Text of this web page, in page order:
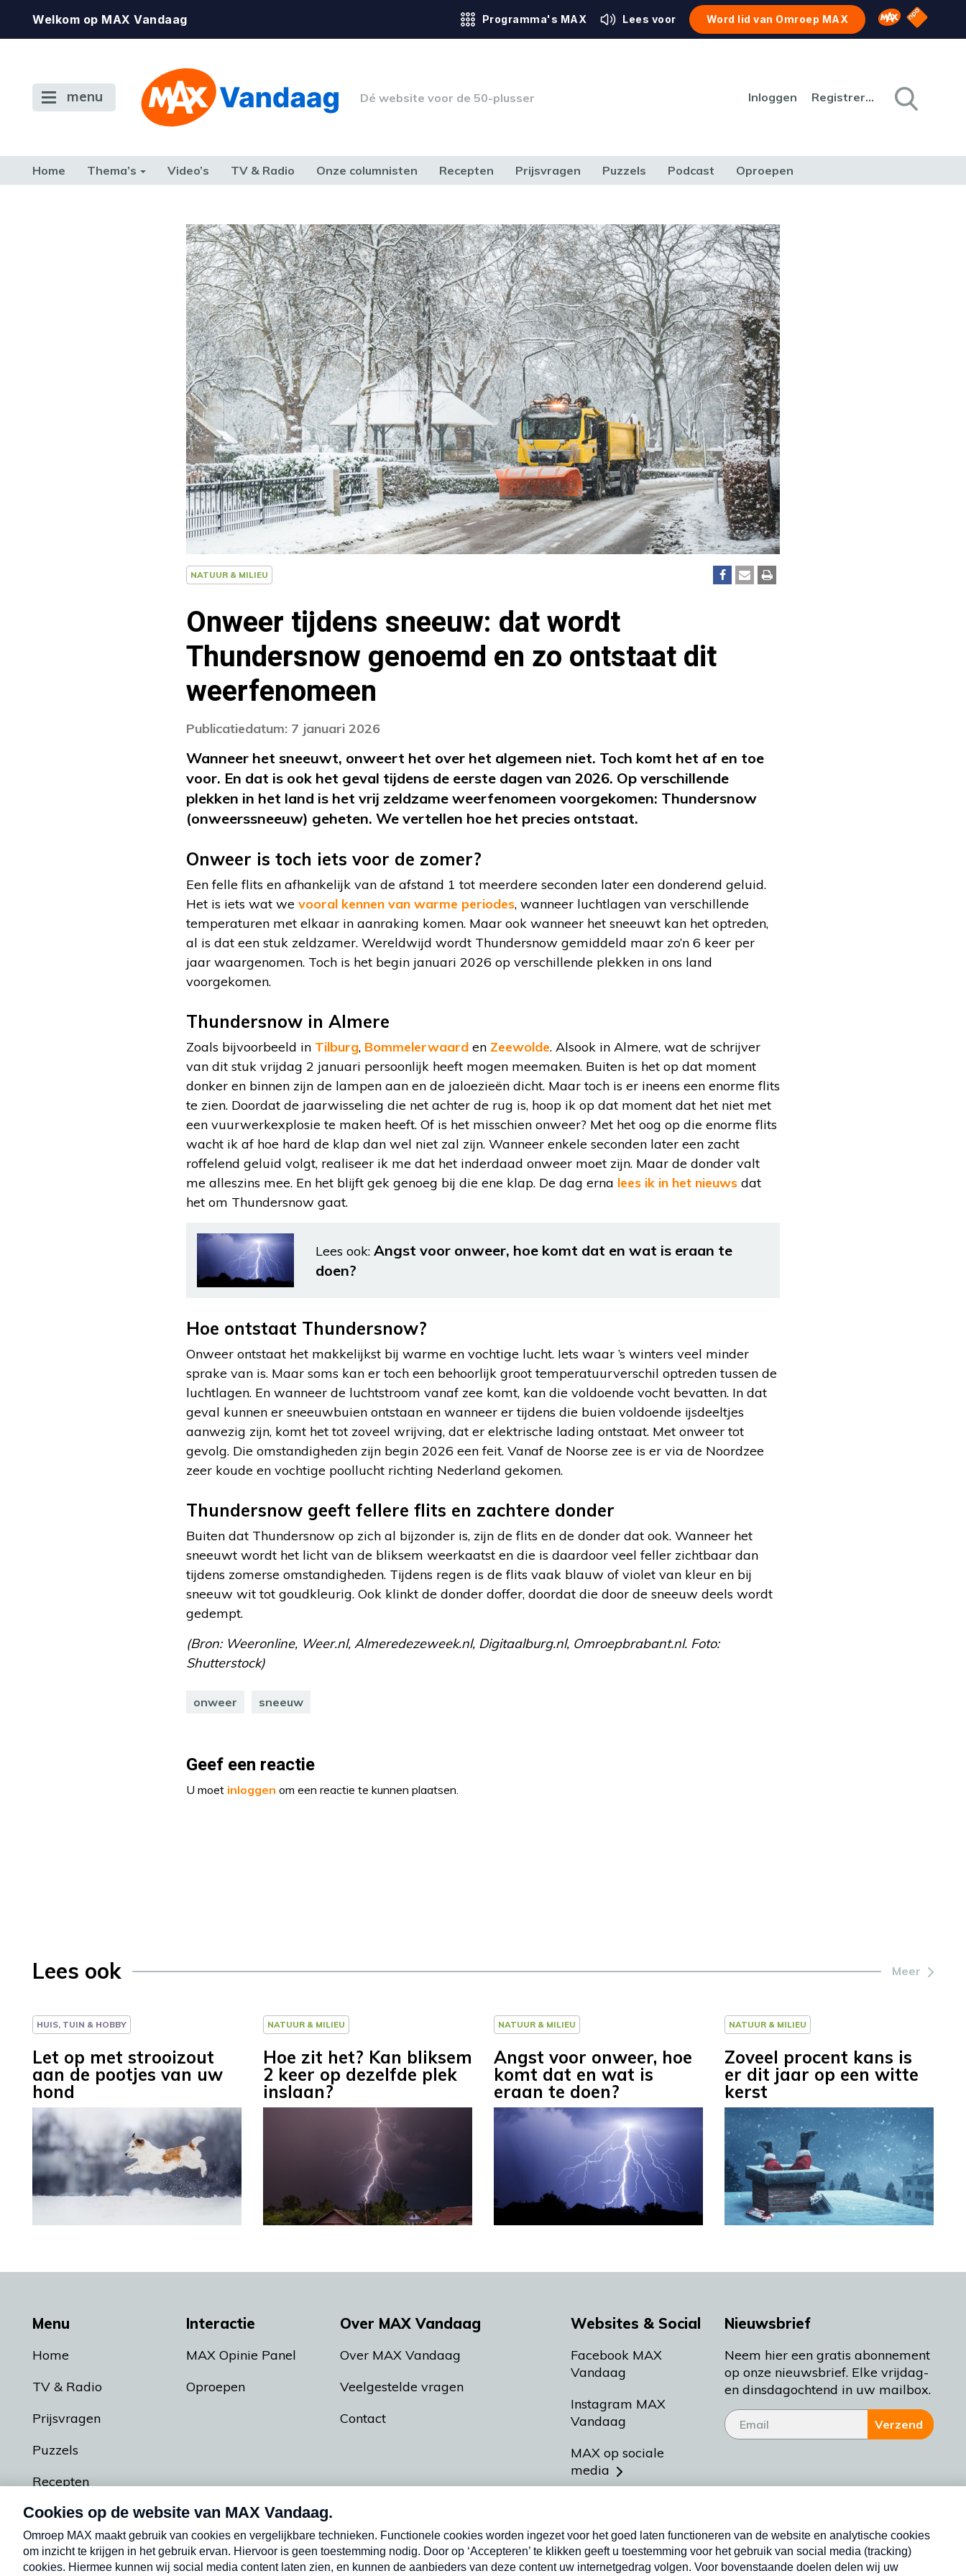
Welkom op MAX Vandaag Programma's MAX Lees voor Word lid van Omroep MAX Omroep MAX
NPO
menu Dé website voor de 50-plusser Inloggen Registreren
Home Thema’s Video’s TV & Radio Onze columnisten Recepten Prijsvragen Puzzels Podcast Oproepen
NATUUR & MILIEU
Onweer tijdens sneeuw: dat wordt
Thundersnow genoemd en zo ontstaat dit
weerfenomeen
Publicatiedatum: 7 januari 2026
Wanneer het sneeuwt, onweert het over het algemeen niet. Toch komt het af en toe
voor. En dat is ook het geval tijdens de eerste dagen van 2026. Op verschillende
plekken in het land is het vrij zeldzame weerfenomeen voorgekomen: Thundersnow
(onweerssneeuw) geheten. We vertellen hoe het precies ontstaat.
Onweer is toch iets voor de zomer?
Een felle flits en afhankelijk van de afstand 1 tot meerdere seconden later een donderend geluid.
Het is iets wat we vooral kennen van warme periodes, wanneer luchtlagen van verschillende
temperaturen met elkaar in aanraking komen. Maar ook wanneer het sneeuwt kan het optreden,
al is dat een stuk zeldzamer. Wereldwijd wordt Thundersnow gemiddeld maar zo’n 6 keer per
jaar waargenomen. Toch is het begin januari 2026 op verschillende plekken in ons land
voorgekomen.
Thundersnow in Almere
Zoals bijvoorbeeld in Tilburg, Bommelerwaard en Zeewolde. Alsook in Almere, wat de schrijver
van dit stuk vrijdag 2 januari persoonlijk heeft mogen meemaken. Buiten is het op dat moment
donker en binnen zijn de lampen aan en de jaloezieën dicht. Maar toch is er ineens een enorme flits
te zien. Doordat de jaarwisseling die net achter de rug is, hoop ik op dat moment dat het niet met
een vuurwerkexplosie te maken heeft. Of is het misschien onweer? Met het oog op die enorme flits
wacht ik af hoe hard de klap dan wel niet zal zijn. Wanneer enkele seconden later een zacht
roffelend geluid volgt, realiseer ik me dat het inderdaad onweer moet zijn. Maar de donder valt
me alleszins mee. En het blijft gek genoeg bij die ene klap. De dag erna lees ik in het nieuws dat
het om Thundersnow gaat.
Lees ook: Angst voor onweer, hoe komt dat en wat is eraan te
doen?
Hoe ontstaat Thundersnow?
Onweer ontstaat het makkelijkst bij warme en vochtige lucht. Iets waar ’s winters veel minder
sprake van is. Maar soms kan er toch een behoorlijk groot temperatuurverschil optreden tussen de
luchtlagen. En wanneer de luchtstroom vanaf zee komt, kan die voldoende vocht bevatten. In dat
geval kunnen er sneeuwbuien ontstaan en wanneer er tijdens die buien voldoende ijsdeeltjes
aanwezig zijn, komt het tot zoveel wrijving, dat er elektrische lading ontstaat. Met onweer tot
gevolg. Die omstandigheden zijn begin 2026 een feit. Vanaf de Noorse zee is er via de Noordzee
zeer koude en vochtige poollucht richting Nederland gekomen.
Thundersnow geeft fellere flits en zachtere donder
Buiten dat Thundersnow op zich al bijzonder is, zijn de flits en de donder dat ook. Wanneer het
sneeuwt wordt het licht van de bliksem weerkaatst en die is daardoor veel feller zichtbaar dan
tijdens zomerse omstandigheden. Tijdens regen is de flits vaak blauw of violet van kleur en bij
sneeuw wit tot goudkleurig. Ook klinkt de donder doffer, doordat die door de sneeuw deels wordt
gedempt.
(Bron: Weeronline, Weer.nl, Almeredezeweek.nl, Digitaalburg.nl, Omroepbrabant.nl. Foto:
Shutterstock)
onweer sneeuw
Geef een reactie
U moet inloggen om een reactie te kunnen plaatsen.
Lees ook Meer
HUIS, TUIN & HOBBY
Let op met strooizout
aan de pootjes van uw
hond
NATUUR & MILIEU
Hoe zit het? Kan bliksem
2 keer op dezelfde plek
inslaan?
NATUUR & MILIEU
Angst voor onweer, hoe
komt dat en wat is
eraan te doen?
NATUUR & MILIEU
Zoveel procent kans is
er dit jaar op een witte
kerst
Menu
Home
TV & Radio
Prijsvragen
Puzzels
Recepten
Podcasts
Interactie
MAX Opinie Panel
Oproepen
Over MAX Vandaag
Over MAX Vandaag
Veelgestelde vragen
Contact
Websites & Social
Facebook MAX
Vandaag
Instagram MAX
Vandaag
MAX op sociale
media
Meldpunt Actueel
Heel Holland Bakt
Nieuwsbrief
Neem hier een gratis abonnement
op onze nieuwsbrief. Elke vrijdag-
en dinsdagochtend in uw mailbox.
Verzend
Nieuwsbrief